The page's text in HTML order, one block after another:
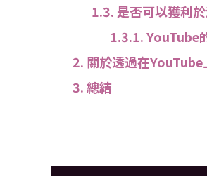
是否可以獲利
YouTube
關於透過在
總結